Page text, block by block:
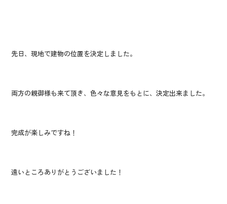
先日、現地で建物の位置を決定しました。
両方の親御様も来て頂き、色々な意見をもとに、決定出来ました。
完成が楽しみですね！
遠いところありがとうございました！